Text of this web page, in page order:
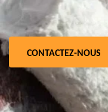
CONTACTEZ-NOUS